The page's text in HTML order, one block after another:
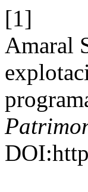
[1]
Amaral